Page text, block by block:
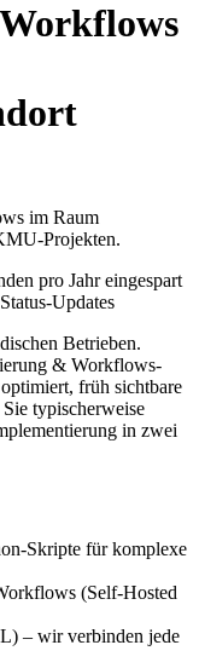
im Raum
Projekten.
pro Jahr eingespart
Updates
Betrieben.
& Workflows-
früh sichtbare
typischerweise
in zwei
Skripte für komplexe
(Self-Hosted
– wir verbinden jede